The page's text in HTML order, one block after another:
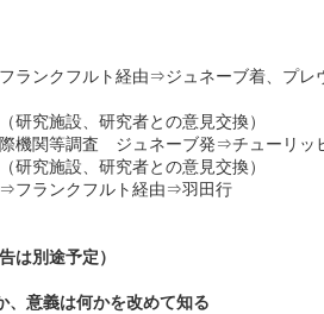
クフルト経由⇒ジュネーブ着、プレ
究施設、研究者との意見交換）
機関等調査 ジュネーブ発⇒チューリッ
究施設、研究者との意見交換）
ランクフルト経由⇒羽田行
は別途予定）
意義は何かを改めて知る